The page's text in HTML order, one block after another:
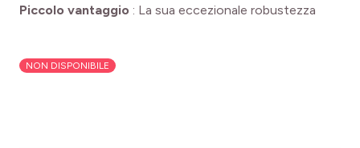
Piccolo vantaggio : La sua eccezionale robustezza
NON DISPONIBILE